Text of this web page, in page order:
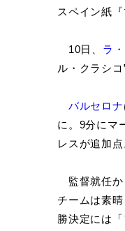
スペイン紙『
10日、 ラ
ル・クラシコ
バルセロナ
に。9分にマ
レスが追加
監督就任か
チームは素
勝決定には